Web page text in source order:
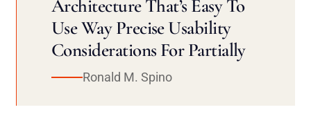
Architecture That’s Easy To
Use Way Precise Usability
Considerations For Partially
Ronald M. Spino